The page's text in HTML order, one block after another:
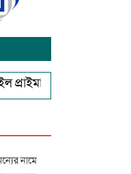
ফ্রেন্ডস ক্লাব এর উদ্যোগে
সুন্নাত ওয়াল
নামে